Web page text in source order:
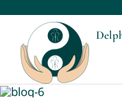
contenu
Accueil